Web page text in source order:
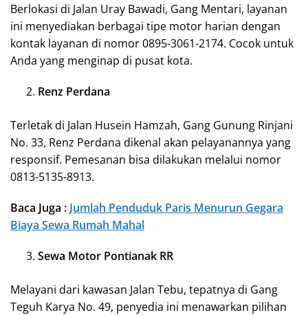
Berlokasi di Jalan Uray Bawadi, Gang Mentari, layanan
ini menyediakan berbagai tipe motor harian dengan
kontak layanan di nomor 0895-3061-2174. Cocok untuk
Anda yang menginap di pusat kota.
Renz Perdana
Terletak di Jalan Husein Hamzah, Gang Gunung Rinjani
No. 33, Renz Perdana dikenal akan pelayanannya yang
responsif. Pemesanan bisa dilakukan melalui nomor
0813-5135-8913.
Baca Juga : Jumlah Penduduk Paris Menurun Gegara
Biaya Sewa Rumah Mahal
Sewa Motor Pontianak RR
Melayani dari kawasan Jalan Tebu, tepatnya di Gang
Teguh Karya No. 49, penyedia ini menawarkan pilihan